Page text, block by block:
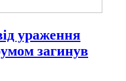
ураження
загинув